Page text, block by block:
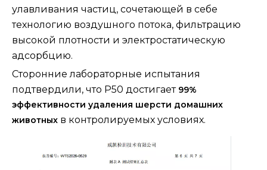
улавливания частиц, сочетающей в себе
технологию воздушного потока, фильтрацию
высокой плотности и электростатическую
адсорбцию.
Сторонние лабораторные испытания
подтвердили, что P50 достигает 99%
эффективности удаления шерсти домашних
животных в контролируемых условиях.